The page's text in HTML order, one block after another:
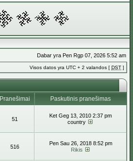
Dabar yra Pen Rgp 07, 2026 5:52 am
Visos datos yra UTC + 2 valandos [ DST ]
Pranešimai
Paskutinis pranešimas
51
Ket Geg 13, 2010 2:37 pm
country
516
Pen Sau 26, 2018 8:52 pm
Rikis